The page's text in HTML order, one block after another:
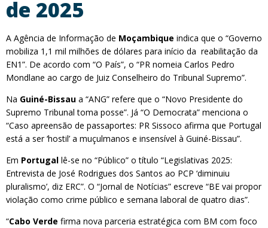
de 2025
A Agência de Informação de Moçambique indica que o “Governo
mobiliza 1,1 mil milhões de dólares para início da reabilitação da
EN1”. De acordo com “O País”, o “PR nomeia Carlos Pedro
Mondlane ao cargo de Juiz Conselheiro do Tribunal Supremo”.
Na Guiné-Bissau a “ANG” refere que o “Novo Presidente do
Supremo Tribunal toma posse”. Já “O Democrata” menciona o
“Caso apreensão de passaportes: PR Sissoco afirma que Portugal
está a ser ‘hostil’ a muçulmanos e insensível à Guiné-Bissau”.
Em Portugal lê-se no “Público” o título “Legislativas 2025:
Entrevista de José Rodrigues dos Santos ao PCP ‘diminuiu
pluralismo’, diz ERC”. O “Jornal de Notícias” escreve “BE vai propor
violação como crime público e semana laboral de quatro dias”.
“Cabo Verde firma nova parceria estratégica com BM com foco